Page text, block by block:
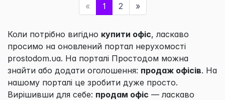
« 1 2 »
Коли потрібно вигідно купити офіс, ласкаво
просимо на оновлений портал нерухомості
prostodom.ua. На порталі Простодом можна
знайти або додати оголошення: продаж офісів. На
нашому порталі це зробити дуже просто.
Вирішивши для себе: продам офіс — ласкаво